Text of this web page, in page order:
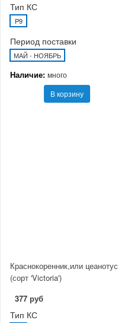
Тип КС
P9
Период поставки
МАЙ - НОЯБРЬ
Наличие: много
В корзину
Краснокоренник,или цеанотус
(сорт 'Victoria')
377 руб
Тип КС